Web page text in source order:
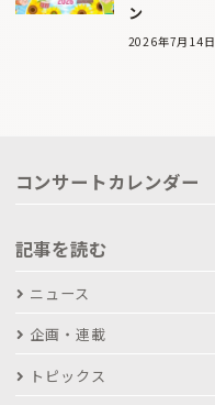
ン
2026年7月14日
コンサートカレンダー
記事を読む
ニュース
企画・連載
トピックス